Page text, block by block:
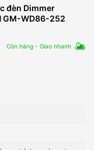
đèn Dimmer
GM-WD86-252
Còn hàng - Giao nhanh